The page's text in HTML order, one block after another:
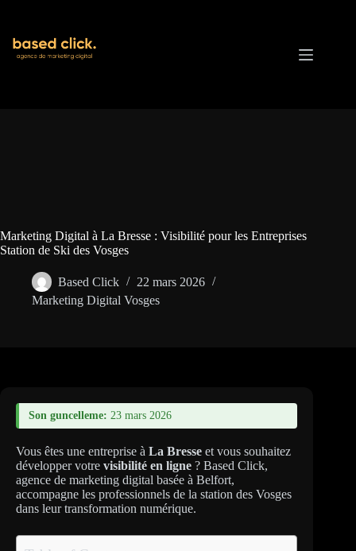
contenu
Marketing Digital à La Bresse : Visibilité pour les Entreprises
Station de Ski des Vosges
Based Click
22 mars 2026
Marketing Digital Vosges
Son guncelleme: 23 mars 2026
Vous êtes une entreprise à La Bresse et vous souhaitez
développer votre visibilité en ligne ? Based Click,
agence de marketing digital basée à Belfort,
accompagne les professionnels de la station des Vosges
dans leur transformation numérique.